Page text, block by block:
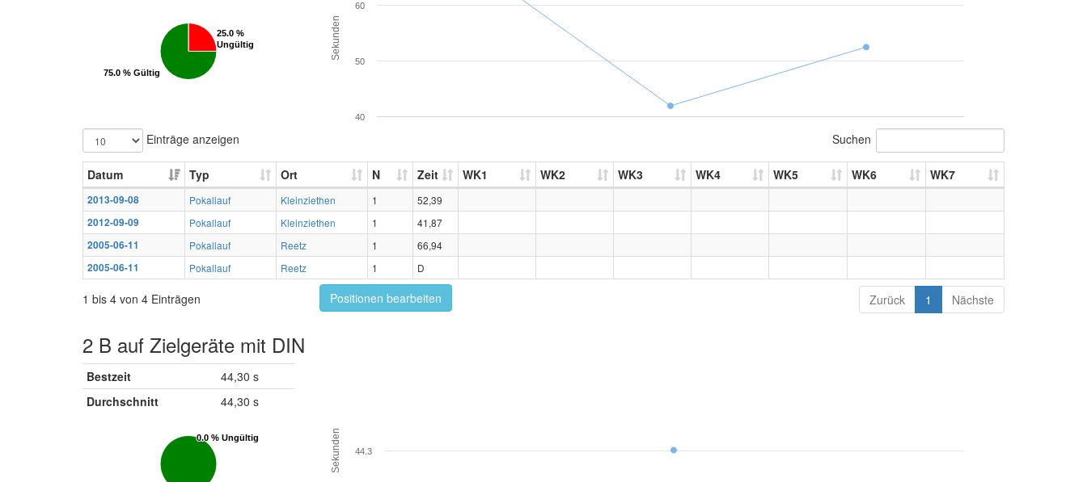
25.0 %
Ungültig
25.0 %
Ungültig
75.0 % Gültig
75.0 % Gültig
Sekunden
40
50
60
Einträge anzeigen Suchen
Datum Typ Ort N Zeit WK1 WK2 WK3 WK4 WK5 WK6 WK7
2013-09-08 Pokallauf Kleinziethen 1
52,39
2012-09-09
Pokallauf Kleinziethen 1
41,87
2005-06-11
Pokallauf Reetz 1
66,94
2005-06-11
Pokallauf Reetz 1 D
1 bis 4 von 4 Einträgen Positionen bearbeiten Zurück 1 Nächste
2 B auf Zielgeräte mit DIN
Bestzeit
44,30 s
Durchschnitt
44,30 s
0.0 % Ungültig
0.0 % Ungültig Sekunden 44.3